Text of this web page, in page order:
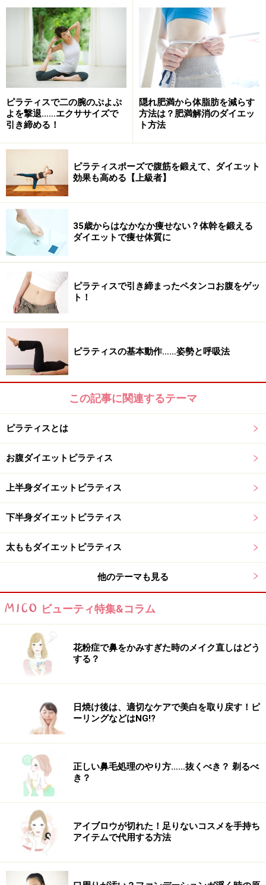
きず、期待に反してなかなか改善されません。
また、エストロゲンが減少すると筋肉量が減少するとい
われています。 筋肉が減っていくのだから、代謝が低下
するのは必然！ですが、そこをなんとかして、自律神経
を整え女性ホルモンを安定させることができたらいいで
すよね。
今回は、呼吸で自律神経を整え、女性ホルモンを安定さ
せる方法を指南します。この呼吸法は今日からすぐに始
められる心地よい方法です。早速試してみてください
ね！
【関連記事】呼吸を意識するだけで、痩せ体質に近づく
3つの理由
自律神経を整える《背中ねじり呼吸》
自律神経を整えホルモンや血流の働きを安定させる方法
の一つとして、背骨と骨盤のゆがみや緊張を改善する方
法があります。背骨をねじりながら、気持ちよく腹式呼
吸し、硬い背中と腰まわりをほぐしていきましょう。
生理中や体調不良など、気分がすぐれないときはお休みしま
しょう
1. 仰向けになり、右脚を左脚にかけます。
平らで痛くない場所で行いましょう
し、上体を左へねじります。
息を吐ききったら、１の状態へ戻ります。
この動きと深呼吸を1分間続けましょう。
体の硬さによって ねじれる角度は様々です。ムリなく行い
ましょう。
3. 左右の脚を入れ替え、反対側も同様に行います。
女性ホルモンを整える《お腹を使って吐く
呼吸》
普段なかなかできていないのがお腹を使った深呼吸で
す。現代人は呼吸が浅く、自律神経が乱れやすい生活を
送っています。深呼吸には自律神経を整える作用がある
ので、乱れた自律神経を整え、女性ホルモンの働きを安
ピラティスで二の腕のぷよぷ
よを撃退……エクササイズで
引き締める！
隠れ肥満から体脂肪を減らす
方法は？肥満解消のダイエッ
ト方法
ピラティスポーズで腹筋を鍛えて、ダイエット
効果も高める【上級者】
35歳からはなかなか痩せない？体幹を鍛える
ダイエットで痩せ体質に
ピラティスで引き締まったペタンコお腹をゲッ
ト！
ピラティスの基本動作……姿勢と呼吸法
この記事に関連するテーマ
ピラティスとは
お腹ダイエットピラティス
上半身ダイエットピラティス
下半身ダイエットピラティス
太ももダイエットピラティス
他のテーマも見る
ビューティ特集&コラム
花粉症で鼻をかみすぎた時のメイク直しはどう
する？
日焼け後は、適切なケアで美白を取り戻す！ピ
ーリングなどはNG!?
正しい鼻毛処理のやり方……抜くべき？ 剃るべ
き？
アイブロウが切れた！足りないコスメを手持ち
アイテムで代用する方法